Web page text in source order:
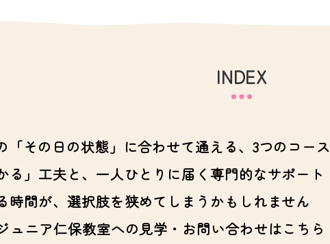
INDEX
「その日の状態」に合わせて通える、3つのコース
る」工夫と、一人ひとりに届く専門的なサポート
時間が、選択肢を狭めてしまうかもしれません
ュニア仁保教室への見学・お問い合わせはこちら